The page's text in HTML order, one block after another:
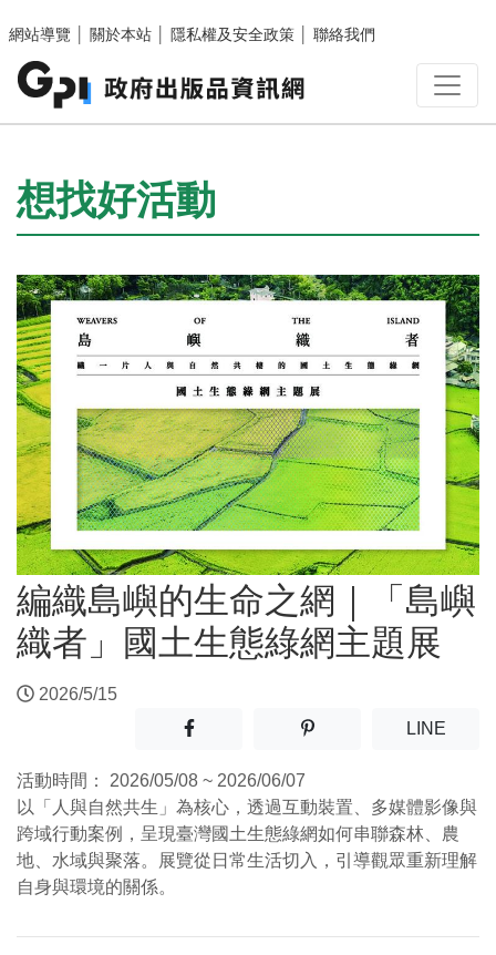
網站導覽
關於本站 隱私權及安全政策 聯絡我們
:::
想找好活動
編織島嶼的生命之網｜「島嶼
織者」國土生態綠網主題展
2026/5/15
分享至facebook(另開新視窗)
分享至噗浪(另開新視窗)
LINE(另開
活動時間：
2026/05/08 ~ 2026/06/07
以「人與自然共生」為核心，透過互動裝置、多媒體影像與
跨域行動案例，呈現臺灣國土生態綠網如何串聯森林、農
地、水域與聚落。展覽從日常生活切入，引導觀眾重新理解
自身與環境的關係。